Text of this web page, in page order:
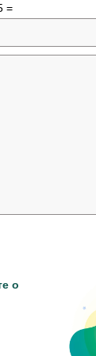
=
о